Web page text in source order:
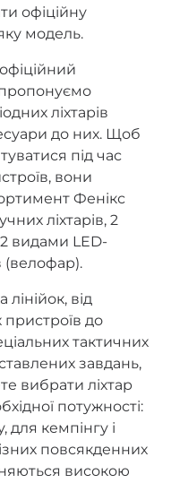
офіційну
модель.
ліхтарів
до них. Щоб
під час
вони
Фенікс
ліхтарів, 2
2 видами LED-
(велофар).
лінійок, від
пристроїв до
тактичних
завдань,
вибрати ліхтар
потужності:
для кемпінгу і
повсякденних
високою